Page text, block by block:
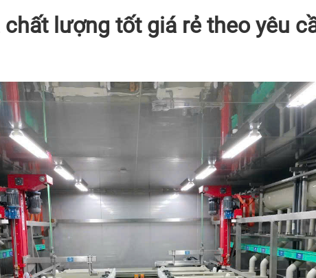
lượng tốt giá rẻ theo yêu